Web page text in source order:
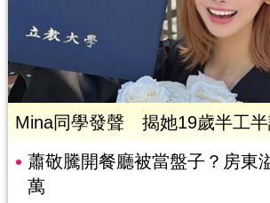
Mina同學發聲 揭她19歲半工半
蕭敬騰開餐廳被當盤子？房東
萬